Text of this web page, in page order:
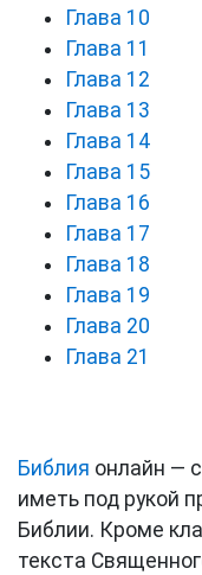
Глава 10
Глава 11
Глава 12
Глава 13
Глава 14
Глава 15
Глава 16
Глава 17
Глава 18
Глава 19
Глава 20
Глава 21
Библия онлайн —
иметь под рукой
Библии. Кроме
текста